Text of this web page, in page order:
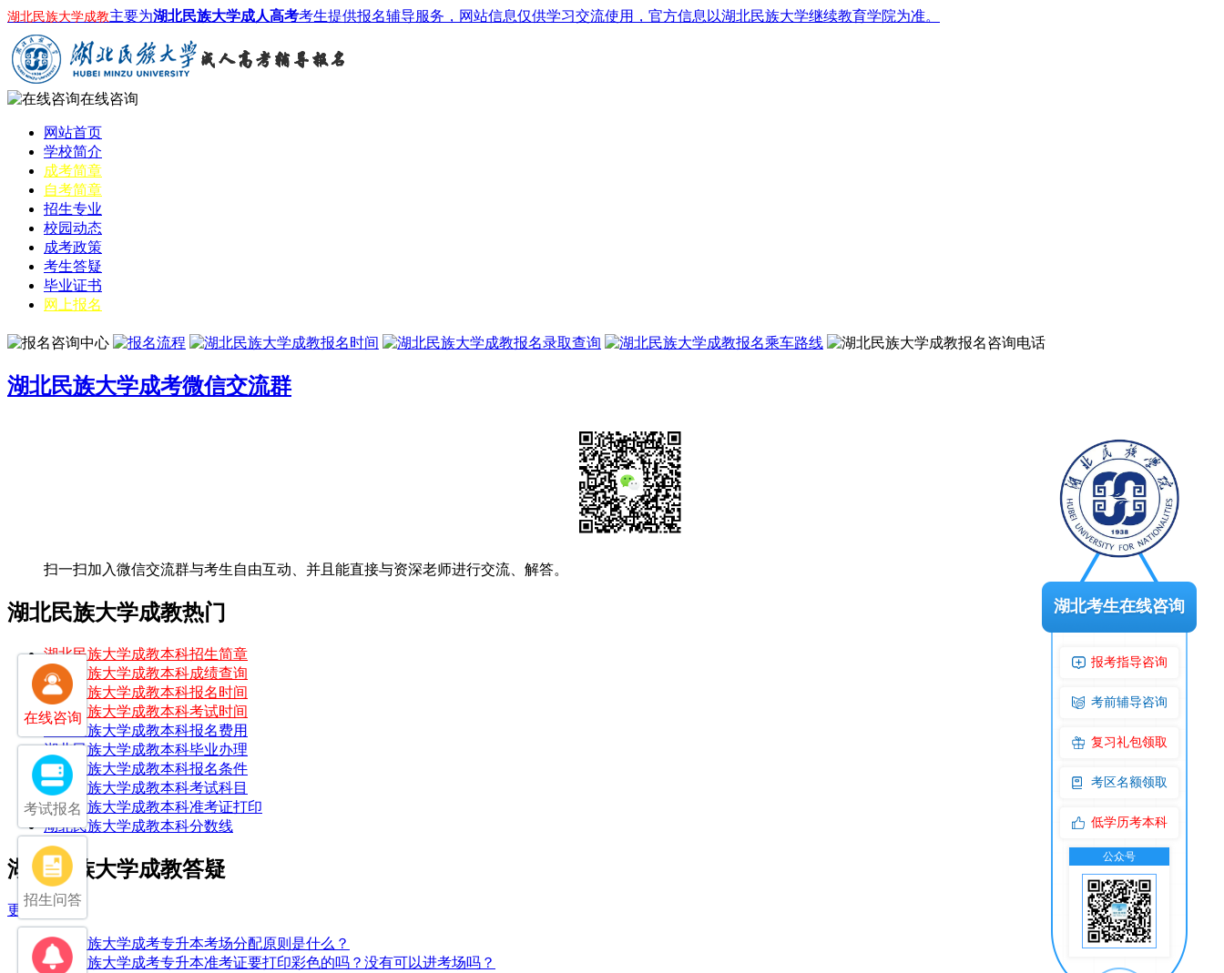
湖北民族大学成教主要为湖北民族大学成人高考考生提供报名辅导服务，网站信息仅供学习交流使用，官方信息以湖北民族大学继续教育学院为准。
在线咨询
网站首页
学校简介
成考简章
自考简章
招生专业
校园动态
成考政策
考生答疑
毕业证书
网上报名
湖北民族大学成考微信交流群
扫一扫加入微信交流群与考生自由互动、并且能直接与资深老师进行交流、解答。
湖北民族大学成教热门
湖北民族大学成教本科招生简章
湖北民族大学成教本科成绩查询
湖北民族大学成教本科报名时间
湖北民族大学成教本科考试时间
湖北民族大学成教本科报名费用
湖北民族大学成教本科毕业办理
湖北民族大学成教本科报名条件
湖北民族大学成教本科考试科目
湖北民族大学成教本科准考证打印
湖北民族大学成教本科分数线
湖北民族大学成教答疑
更多>>
湖北民族大学成考专升本考场分配原则是什么？
湖北民族大学成考专升本准考证要打印彩色的吗？没有可以进考场吗？
在线咨询
考试报名
招生问答
湖北考生在线咨询
报考指导咨询
考前辅导咨询
复习礼包领取
考区名额领取
低学历考本科
公众号